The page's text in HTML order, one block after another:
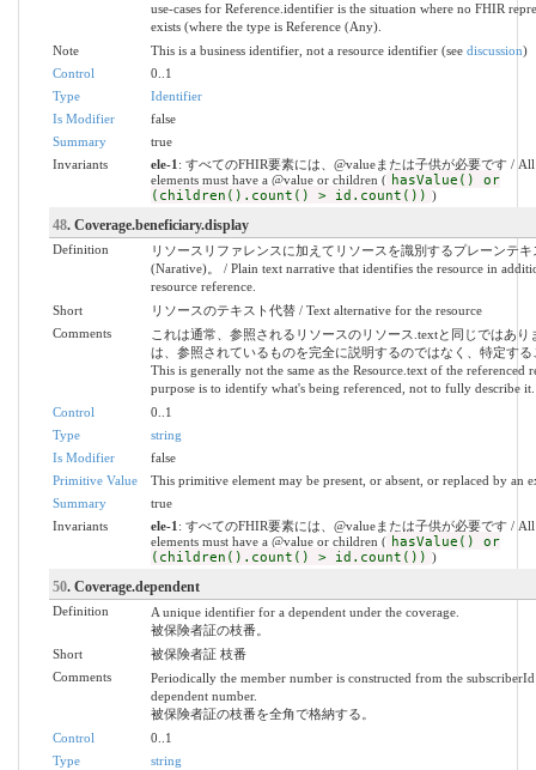
use-cases for Reference.identifier is the situation where no FHIR
exists (where the type is Reference (Any).
Note
This is a business identifier, not a resource identifier (see discussion)
Control
0..1
Type
Identifier
Is Modifier
false
Summary
true
Invariants
ele-1 : すべてのFHIR要素には、@valueまたは子供が必要です /
elements must have a @value or children ( hasValue() or
(children().count() > id.count()) )
48. Coverage.beneficiary.display
Definition
リソースリファレンスに加えてリソースを識別するプレーンテキ
(Narative)。 / Plain text narrative that identifies the resource in
resource reference.
Short
リソースのテキスト代替 / Text alternative for the resource
Comments
これは通常、参照されるリソースのリソース.textと同じではあり
は、参照されているものを完全に説明するのではなく、特定する
This is generally not the same as the Resource.text of the referenced
purpose is to identify what's being referenced, not to fully describe it.
Control
0..1
Type
string
Is Modifier
false
Primitive Value
This primitive element may be present, or absent, or replaced by an
Summary
true
Invariants
ele-1 : すべてのFHIR要素には、@valueまたは子供が必要です /
elements must have a @value or children ( hasValue() or
(children().count() > id.count()) )
50. Coverage.dependent
Definition
A unique identifier for a dependent under the coverage.
被保険者証の枝番。
Short
被保険者証 枝番
Comments
Periodically the member number is constructed from the
dependent number.
被保険者証の枝番を全角で格納する。
Control
0..1
Type
string